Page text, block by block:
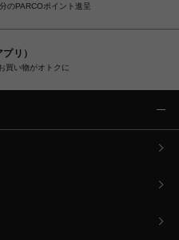
のPARCOポイント進呈
リ）
買い物がオトクに